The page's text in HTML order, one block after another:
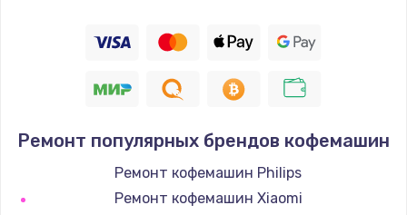
Ремонт популярных брендов кофемашин
Ремонт кофемашин Philips
Ремонт кофемашин Xiaomi